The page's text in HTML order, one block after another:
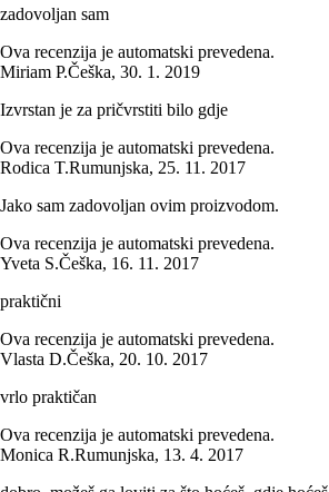
zadovoljan sam
Ova recenzija je automatski prevedena.
Miriam P.Češka, 30. 1. 2019
Izvrstan je za pričvrstiti bilo gdje
Ova recenzija je automatski prevedena.
Rodica T.Rumunjska, 25. 11. 2017
Jako sam zadovoljan ovim proizvodom.
Ova recenzija je automatski prevedena.
Yveta S.Češka, 16. 11. 2017
praktični
Ova recenzija je automatski prevedena.
Vlasta D.Češka, 20. 10. 2017
vrlo praktičan
Ova recenzija je automatski prevedena.
Monica R.Rumunjska, 13. 4. 2017